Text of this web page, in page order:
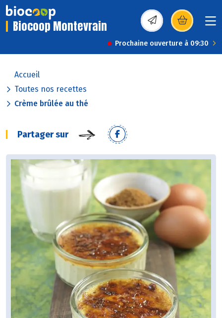
Biocoop Montevrain (s’ouvre dans une
Prochaine ouverture à 09:30
Accueil
Toutes nos recettes
Crème brûlée au thé
Partager sur